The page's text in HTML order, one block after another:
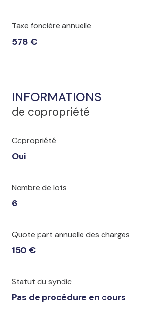
Taxe foncière annuelle
578 €
INFORMATIONS
de copropriété
Copropriété
Oui
Nombre de lots
6
Quote part annuelle des charges
150 €
Statut du syndic
Pas de procédure en cours